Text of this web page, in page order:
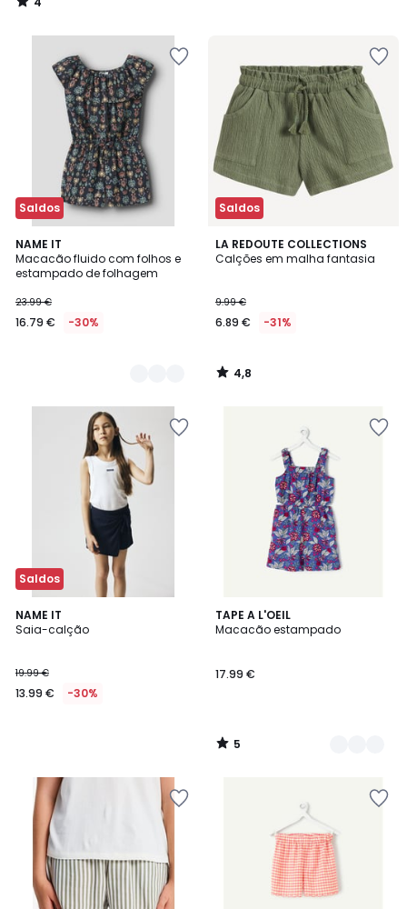
/
Saldos
NAME IT
Macacão fluido com folhos e
estampado de folhagem
23.99 €
16.79 € -30%
2
Cores
Saldos
LA REDOUTE COLLECTIONS
Calções em malha fantasia
9.99 €
6.89 € -31%
4,8
/ 5
4,8
/
Saldos
NAME IT
Saia-calção
19.99 €
13.99 € -30%
TAPE A L'OEIL
Macacão estampado
17.99 €
5
/
2
Cores
5
/